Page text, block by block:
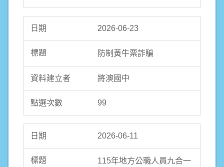
2026-06-23
防制黃牛票詐騙
將澳國中
99
2026-06-11
115年地方公職人員九合一